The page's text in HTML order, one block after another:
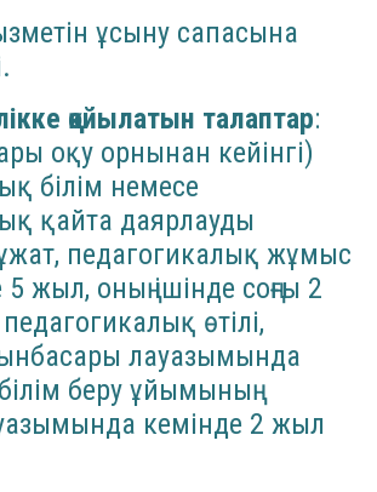
ұсыну сапасына
қойылатын талаптар:
оқу орнынан кейінгі)
білім немесе
қайта даярлауды
педагогикалық жұмыс
5 жыл, оның ішінде соңғы 2
өтілі,
лауазымында
беру ұйымының
кемінде 2 жыл